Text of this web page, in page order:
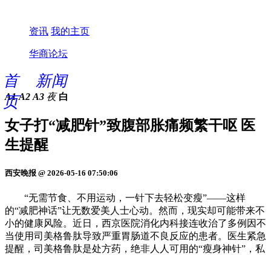
资讯 我的主页
华商论坛
首
页
新闻
A1 A2 A3 夜 白
女子打“减肥针”致腹部胀痛频繁干呕 医
生提醒
西安晚报 @ 2026-05-16 07:50:06
“无需节食、不用运动，一针下去轻松变瘦”——这样
的“减肥神话”让无数爱美人士心动。然而，现实却可能带来不
小的健康风险。近日，西京医院消化内科接连收治了多例因不
当使用司美格鲁肽导致严重胃肠道不良反应的患者。医生紧急
提醒，司美格鲁肽是处方药，绝非人人可用的“瘦身神针”，私